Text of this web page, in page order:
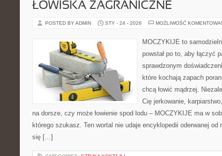
ŁOWISKA ZAGRANICZNE
POSTED BY ADMIN STY - 24 - 2026 MOŻLIWOŚĆ
MOCZYKIJE to
powstał po to, aby łączyć
sprawdzonym
które kochają zapach
chcą łowić mądrzej.
Cię jerkowanie,
na dorsze, czy może łowienie spod lodu – MOCZYKIJE ma w
którego szukasz. Ten wortal nie udaje encyklopedii oderwanej
się […]